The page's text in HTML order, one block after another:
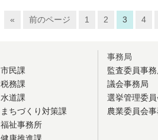
« 前のページ 1 2 3 4
市民課
税務課
水道課
まちづくり対策課
福祉事務所
事務局
監査委員事務
議会事務局
選挙管理委
農業委員会